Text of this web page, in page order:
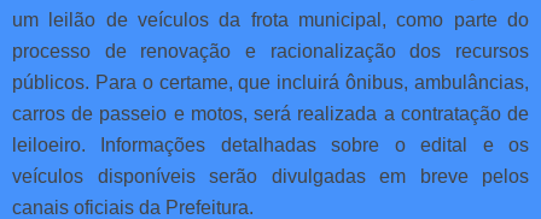
um leilão de veículos da frota municipal, como parte do
processo de renovação e racionalização dos recursos
públicos. Para o certame, que incluirá ônibus, ambulâncias,
carros de passeio e motos, será realizada a contratação de
leiloeiro. Informações detalhadas sobre o edital e os
veículos disponíveis serão divulgadas em breve pelos
canais oficiais da Prefeitura.